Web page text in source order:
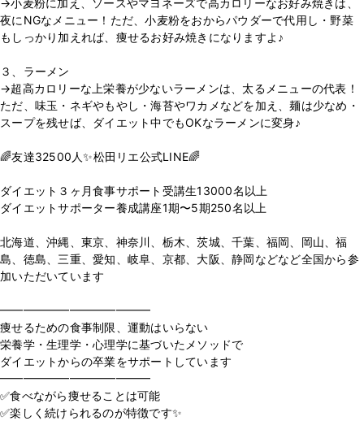
→小麦粉に加え、ソースやマヨネーズで高カロリーなお好み焼きは、
夜にNGなメニュー！ただ、小麦粉をおからパウダーで代用し・野菜
もしっかり加えれば、痩せるお好み焼きになりますよ♪
３、ラーメン
→超高カロリーな上栄養が少ないラーメンは、太るメニューの代表！
ただ、味玉・ネギやもやし・海苔やワカメなどを加え、麺は少なめ・
スープを残せば、ダイエット中でもOKなラーメンに変身♪
🌈友達32500人✨松田リエ公式LINE🌈
ダイエット３ヶ月食事サポート受講生13000名以上
ダイエットサポーター養成講座1期〜5期250名以上
北海道、沖縄、東京、神奈川、栃木、茨城、千葉、福岡、岡山、福
島、徳島、三重、愛知、岐阜、京都、大阪、静岡などなど全国から参
加いただいています
━━━━━━━━━━━━━
痩せるための食事制限、運動はいらない
栄養学・生理学・心理学に基づいたメソッドで
ダイエットからの卒業をサポートしています
━━━━━━━━━━━━━
✅食べながら痩せることは可能
✅楽しく続けられるのが特徴です✨